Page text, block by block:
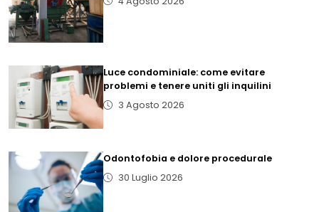
Luce condominiale: come evitare
problemi e tenere uniti gli inquilini
3 Agosto 2026
Odontofobia e dolore procedurale
30 Luglio 2026